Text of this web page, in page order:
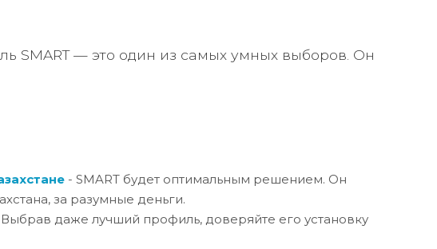
SMART — это один из самых умных выборов. Он
- SMART будет оптимальным решением. Он
за разумные деньги.
даже лучший профиль, доверяйте его установку